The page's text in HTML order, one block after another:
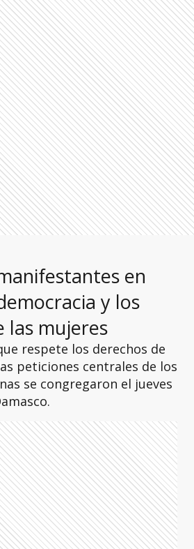
en
y los
las mujeres
respete los derechos de
peticiones centrales de los
se congregaron el jueves